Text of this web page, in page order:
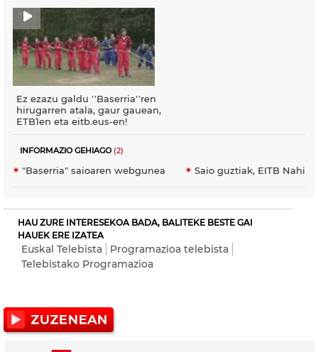
Ez ezazu galdu ''Baserria''ren
hirugarren atala, gaur gauean,
ETB1en eta eitb.eus-en!
INFORMAZIO GEHIAGO(2)
"Baserria" saioaren webgunea Saio guztiak, EITB
HAU ZURE INTERESEKOA BADA, BALITEKE BESTE GAI
HAUEK ERE IZATEA
Euskal Telebista
Programazioa telebista
Telebistako Programazioa